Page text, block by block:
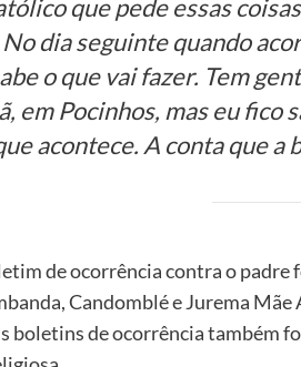
que pede essas
dia seguinte quando
o que vai fazer. Tem
em Pocinhos, mas eu fico
acontece. A conta que a
de ocorrência contra o padre
Candomblé e Jurema
boletins de ocorrência também